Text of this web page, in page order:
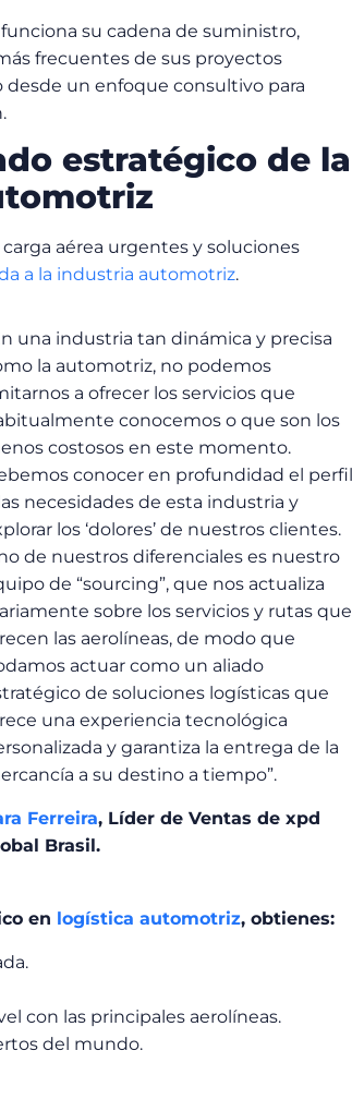
su cadena de suministro,
frecuentes de sus proyectos
un enfoque consultivo para
estratégico de la
aérea urgentes y soluciones
a la industria automotriz.
una industria tan dinámica y precisa
la automotriz, no podemos
a ofrecer los servicios que
conocemos o que son los
costosos en este momento.
conocer en profundidad el perfil
necesidades de esta industria y
los ‘dolores’ de nuestros clientes.
de nuestros diferenciales es nuestro
de “sourcing”, que nos actualiza
sobre los servicios y rutas que
las aerolíneas, de modo que
actuar como un aliado
de soluciones logísticas que
una experiencia tecnológica
y garantiza la entrega de la
a su destino a tiempo”.
Ferreira, Líder de Ventas de xpd
Brasil.
en logística automotriz, obtienes:
con las principales aerolíneas.
del mundo.